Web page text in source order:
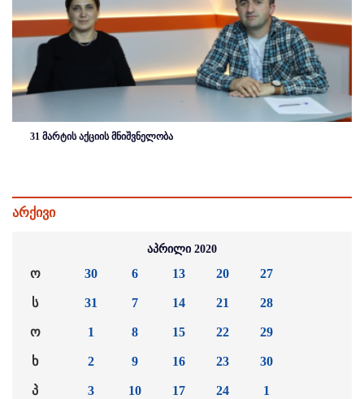
31 მარტის აქციის მნიშვნელობა
არქივი
აპრილი 2020
ო
ს
ო
ხ
პ
30
31
1
2
3
6
7
8
9
10
13
14
15
16
17
20
21
22
23
24
27
28
29
30
1